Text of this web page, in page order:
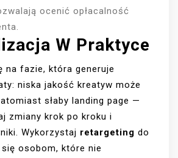
ocenić opłacalność
W Praktyce
na fazie, która generuje
niska jakość kreatyw może
słaby landing page —
zmiany krok po kroku i
Wykorzystaj retargeting do
osobom, które nie